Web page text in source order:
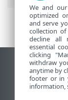
End of Life
База знань
We and
optimized
and serve
collection
decline all
essential
clicking
withdraw
anytime by
footer or in
information,